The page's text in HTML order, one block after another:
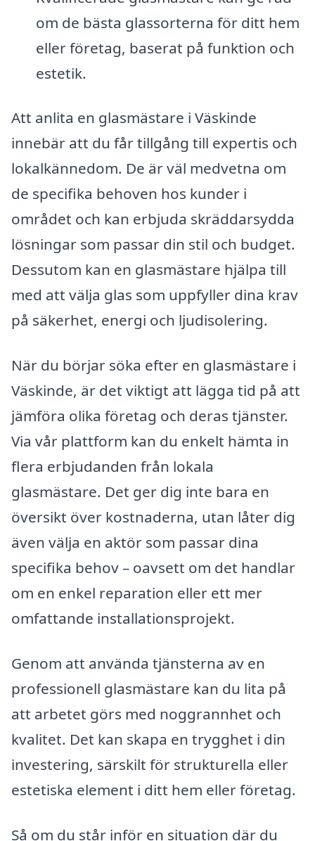
om de bästa glassorterna för ditt hem
eller företag, baserat på funktion och
estetik.
Att anlita en glasmästare i Väskinde
innebär att du får tillgång till expertis och
lokalkännedom. De är väl medvetna om
de specifika behoven hos kunder i
området och kan erbjuda skräddarsydda
lösningar som passar din stil och budget.
Dessutom kan en glasmästare hjälpa till
med att välja glas som uppfyller dina krav
på säkerhet, energi och ljudisolering.
När du börjar söka efter en glasmästare i
Väskinde, är det viktigt att lägga tid på att
jämföra olika företag och deras tjänster.
Via vår plattform kan du enkelt hämta in
flera erbjudanden från lokala
glasmästare. Det ger dig inte bara en
översikt över kostnaderna, utan låter dig
även välja en aktör som passar dina
specifika behov – oavsett om det handlar
om en enkel reparation eller ett mer
omfattande installationsprojekt.
Genom att använda tjänsterna av en
professionell glasmästare kan du lita på
att arbetet görs med noggrannhet och
kvalitet. Det kan skapa en trygghet i din
investering, särskilt för strukturella eller
estetiska element i ditt hem eller företag.
Så om du står inför en situation där du